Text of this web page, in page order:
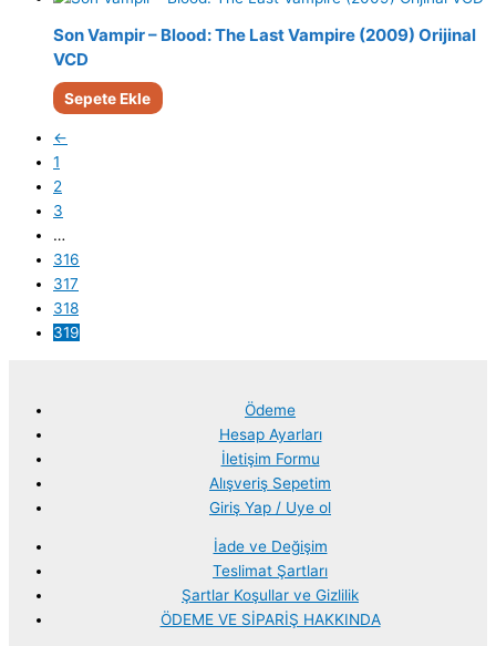
Son Vampir – Blood: The Last Vampire (2009) Orijinal
VCD
Sepete Ekle
←
1
2
3
…
316
317
318
319
Ödeme
Hesap Ayarları
İletişim Formu
Alışveriş Sepetim
Giriş Yap / Uye ol
İade ve Değişim
Teslimat Şartları
Şartlar Koşullar ve Gizlilik
ÖDEME VE SİPARİŞ HAKKINDA